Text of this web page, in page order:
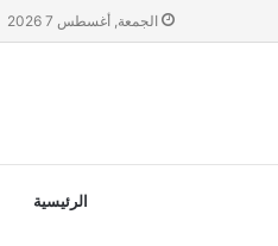
الجمعة, أغسطس 7 2026
الرئيسية